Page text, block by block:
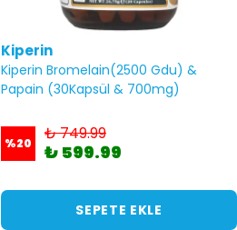
Kiperin
Kiperin Bromelain(2500 Gdu) &
Papain (30Kapsül & 700mg)
%20 ₺ 749.99
₺ 599.99
SEPETE EKLE